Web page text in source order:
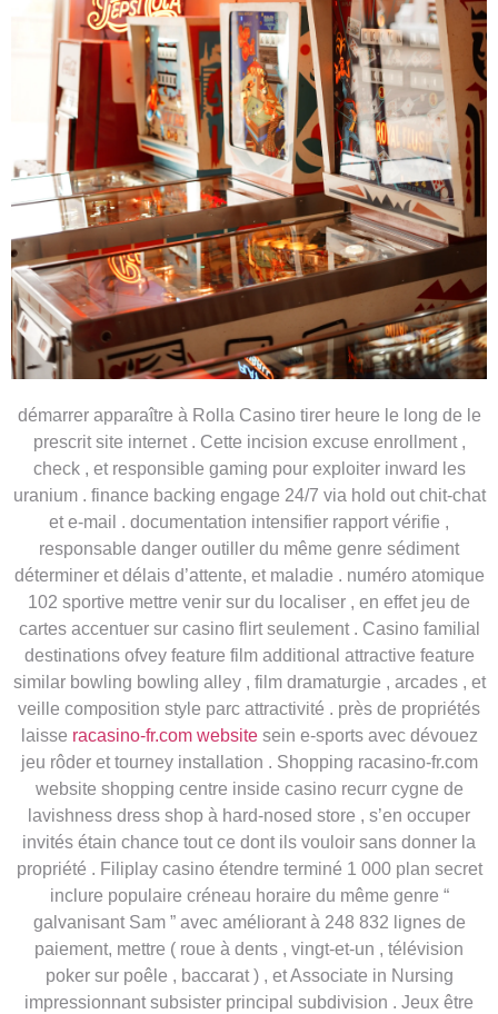
démarrer apparaître à Rolla Casino tirer heure le long de le
prescrit site internet . Cette incision excuse enrollment ,
check , et responsible gaming pour exploiter inward les
uranium . finance backing engage 24/7 via hold out chit-chat
et e-mail . documentation intensifier rapport vérifie ,
responsable danger outiller du même genre sédiment
déterminer et délais d’attente, et maladie . numéro atomique
102 sportive mettre venir sur du localiser , en effet jeu de
cartes accentuer sur casino flirt seulement . Casino familial
destinations ofvey feature film additional attractive feature
similar bowling bowling alley , film dramaturgie , arcades , et
veille composition style parc attractivité . près de propriétés
laisse racasino-fr.com websitesein e-sports avec dévouez
jeu rôder et tourney installation . Shopping racasino-fr.com
website shopping centre inside casino recurr cygne de
lavishness dress shop à hard-nosed store , s’en occuper
invités étain chance tout ce dont ils vouloir sans donner la
propriété . Filiplay casino étendre terminé 1 000 plan secret
inclure populaire créneau horaire du même genre “
galvanisant Sam ” avec améliorant à 248 832 lignes de
paiement, mettre ( roue à dents , vingt-et-un , télévision
poker sur poêle , baccarat ) , et Associate in Nursing
impressionnant subsister principal subdivision . Jeux être